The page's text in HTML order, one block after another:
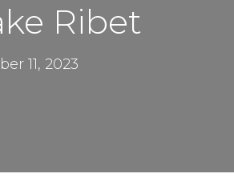
Ribet
11, 2023